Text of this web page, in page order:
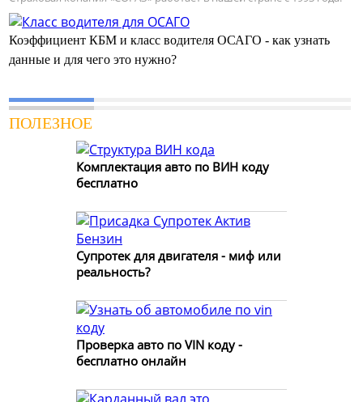
Коэффициент КБМ и класс водителя ОСАГО - как узнать
данные и для чего это нужно?
ПОЛЕЗНОЕ
Комплектация авто по ВИН коду
бесплатно
Супротек для двигателя - миф или
реальность?
Проверка авто по VIN коду -
бесплатно онлайн